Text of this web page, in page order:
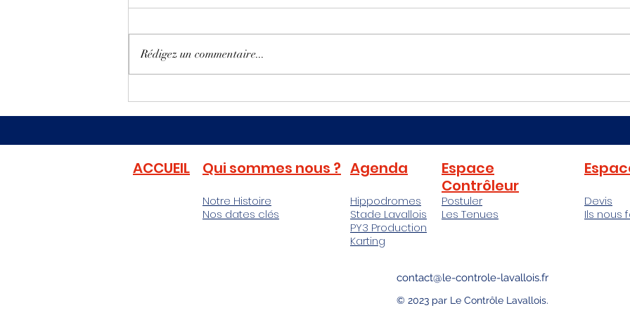
Contrôle Lavallois
spectacle et de moments
mémorables pour les spectateurs et
scénographie et de la
simple course en un événement
Rédigez un commentaire...
ACCUEIL Qui sommes nous ? Agenda
Espace
Contrôleur
Devis
Postuler
Hippodromes
Notre Histoire
Ils nous
Les Tenues
Stade Lavallois
Nos dates clés
PY3 Production
Karting
contact@le-controle-lavallois.fr
© 2023 par Le Contrôle Lavallois.